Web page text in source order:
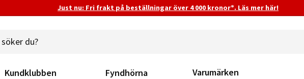
Just nu: Fri frakt på beställningar över 4 000 kronor*. Läs mer här!
Kundklubben Fyndhörna Varumärken